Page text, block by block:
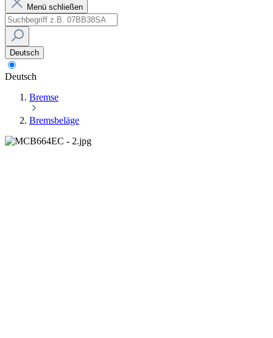
Menü schließen
Deutsch
Deutsch
Bremse
Bremsbeläge